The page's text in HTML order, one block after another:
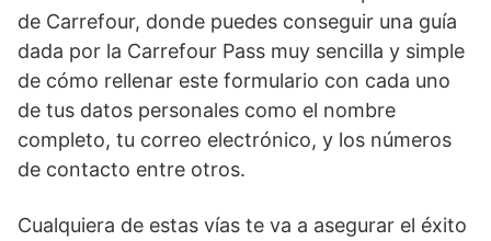
de Carrefour, donde puedes conseguir una guía
dada por la Carrefour Pass muy sencilla y simple
de cómo rellenar este formulario con cada uno
de tus datos personales como el nombre
completo, tu correo electrónico, y los números
de contacto entre otros.
Cualquiera de estas vías te va a asegurar el éxito